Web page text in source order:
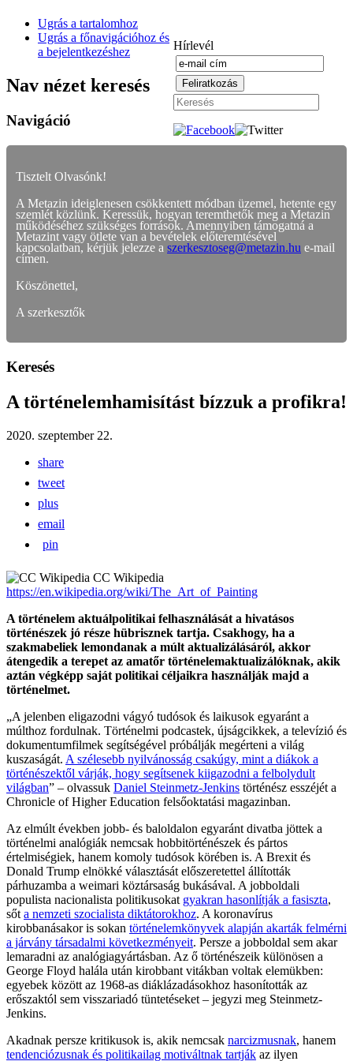
Hírlevél
Ugrás a tartalomhoz
Ugrás a főnavigációhoz és
a bejelentkezéshez
Nav nézet keresés
Navigáció
Tisztelt Olvasónk!
A Metazin ideiglenesen csökkentett módban üzemel, hetente egy
szemlét közlünk. Keressük, hogyan teremthetők meg a Metazin
működéséhez szükséges források. Amennyiben támogatná a
Metazint vagy ötlete van a bevételek előteremtésével
kapcsolatban, kérjük jelezze a szerkesztoseg@metazin.hu e-mail
címen.
Köszönettel,
A szerkesztők
Keresés
A történelemhamisítást bízzuk a profikra!
2020. szeptember 22.
share
tweet
plus
email
pin
CC Wikipedia
https://en.wikipedia.org/wiki/The_Art_of_Painting
A történelem aktuálpolitikai felhasználását a hivatásos
történészek jó része hübrisznek tartja. Csakhogy, ha a
szakmabeliek lemondanak a múlt aktualizálásáról, akkor
átengedik a terepet az amatőr történelemaktualizálóknak, akik
aztán végképp saját politikai céljaikra használják majd a
történelmet.
„A jelenben eligazodni vágyó tudósok és laikusok egyaránt a
múlthoz fordulnak. Történelmi podcastek, újságcikkek, a televízió és
dokumentumfilmek segítségével próbálják megérteni a világ
kuszaságát. A szélesebb nyilvánosság csakúgy, mint a diákok a
történészektől várják, hogy segítsenek kiigazodni a felbolydult
világban” – olvassuk Daniel Steinmetz-Jenkins történész esszéjét a
Chronicle of Higher Education felsőoktatási magazinban.
Az elmúlt években jobb- és baloldalon egyaránt divatba jöttek a
történelmi analógiák nemcsak hobbitörténészek és pártos
értelmiségiek, hanem komoly tudósok körében is. A Brexit és
Donald Trump elnökké választását előszeretettel állították
párhuzamba a weimari köztársaság bukásával. A jobboldali
populista nacionalista politikusokat gyakran hasonlítják a fasiszta,
sőt a nemzeti szocialista diktátorokhoz. A koronavírus
kirobbanásakor is sokan történelemkönyvek alapján akarták felmérni
a járvány társadalmi következményeit. Persze a jobboldal sem akar
lemaradni az analógiagyártásban. Az ő történészeik különösen a
George Floyd halála után kirobbant vitákban voltak elemükben:
egyebek között az 1968-as diáklázadásokhoz hasonították az
erőszaktól sem visszariadó tüntetéseket – jegyzi meg Steinmetz-
Jenkins.
Akadnak persze kritikusok is, akik nemcsak narcizmusnak, hanem
tendenciózusnak és politikailag motiváltnak tartják az ilyen